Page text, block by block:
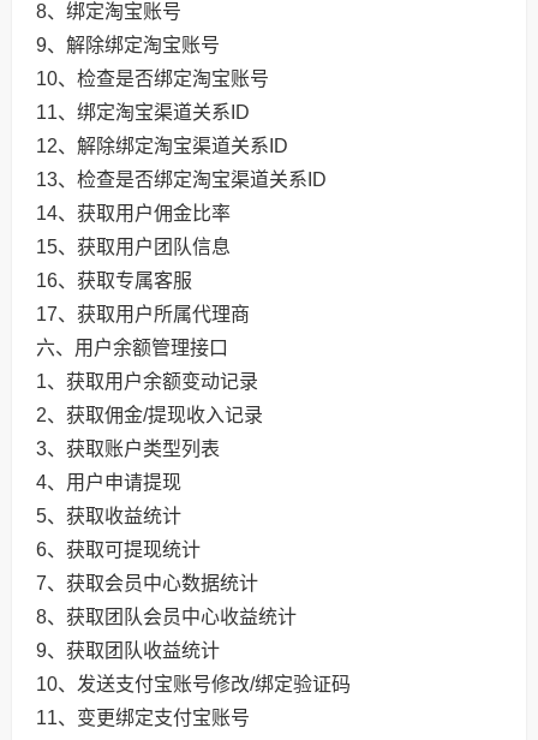
8、绑定淘宝账号
9、解除绑定淘宝账号
10、检查是否绑定淘宝账号
11、绑定淘宝渠道关系ID
12、解除绑定淘宝渠道关系ID
13、检查是否绑定淘宝渠道关系ID
14、获取用户佣金比率
15、获取用户团队信息
16、获取专属客服
17、获取用户所属代理商
六、用户余额管理接口
1、获取用户余额变动记录
2、获取佣金/提现收入记录
3、获取账户类型列表
4、用户申请提现
5、获取收益统计
6、获取可提现统计
7、获取会员中心数据统计
8、获取团队会员中心收益统计
9、获取团队收益统计
10、发送支付宝账号修改/绑定验证码
11、变更绑定支付宝账号